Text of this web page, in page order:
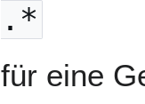
.*
für eine